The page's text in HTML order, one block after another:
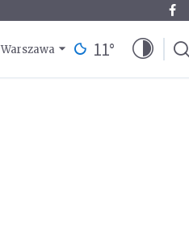
Warszawa 11°